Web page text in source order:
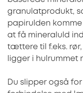
granulatprodukt,
papirulden
at få mineraluld
tættere til f.eks.
ligger i
Du slipper også